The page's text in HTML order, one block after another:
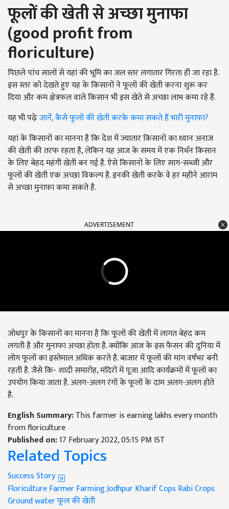
फूलों की खेती से अच्छा मुनाफा
(good profit from
floriculture)
पिछले पांच सालों से यहां की भूमि का जल स्तर लगातार गिरता ही जा रहा है.
इस स्तर को देखते हुए यह के किसानों ने फूलों की खेती करना शुरू कर
दिया और कम क्षेत्रफल वाले किसान भी इस खेते से अच्छा लाभ कमा रहे हैं.
यह भी पढ़ेःजानें, कैसे फूलों की खेती करके कमा सकते हैं भारी मुनाफा?
यहां के किसानों का मानना है कि देश में ज्यातार किसानों का ध्यान अनाज
की खेती की तरफ रहता है, लेकिन यह आज के समय में एक निर्धन किसान
के लिए बेहद महंगी खेती बन गई है. ऐसे किसानों के लिए साग-सब्जी और
फूलों की खेती एक अच्छा विकल्प है. इनकी खेती करके वे हर महीने आराम
से अच्छा मुनाफा कमा सकते है.
ADVERTISEMENT
जोधपुर के किसानों का मानना है कि फूलों की खेती में लागत बेहद कम
लगती है और मुनाफा अच्छा होता है. क्योंकि आज के इस फैसन की दुनिया में
लोग फूलों का इस्तेमाल अधिक करते है. बाजार में फूलों की मांग वर्षभर बनी
रहती है. जैसे कि- शादी समारोह, मंदिरों में पूजा आदि कार्यक्रमों में फूलों का
उपयोग किया जाता है. अलग-अलग रंगों के फूलों के दाम अलग-अलग होते
है.
English Summary:This farmer is earning lakhs every month
from floriculture
Published on:17 February 2022, 05:15 PM IST
Related Topics
Success Story
FloricultureFarmerFarmingJodhpurKharif Cops Rabi Crops
Ground waterफूल की खेती